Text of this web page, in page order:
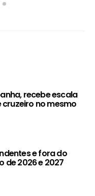
recebe escala
no mesmo
e fora do
de 2026 e 2027